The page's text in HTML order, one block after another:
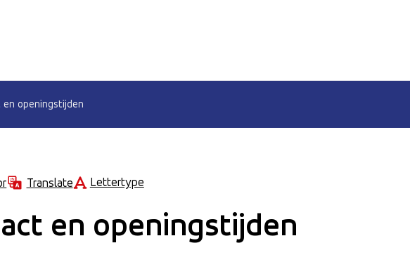
en openingstijden
Translate Lettertype
en openingstijden